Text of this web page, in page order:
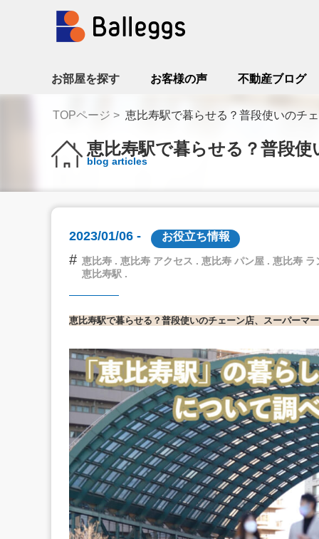
お部屋を探す お客様の声 不動産ブログ
TOPページ 恵比寿駅で暮らせる？普段使いのチ
恵比寿駅で暮らせる？普段
blog articles
2023/01/06 - お役立ち情報
# 恵比寿 . 恵比寿 アクセス . 恵比寿 パン屋 . 恵比寿 ラ
恵比寿駅 .
恵比寿駅で暮らせる？普段使いのチェーン店、スーパーマ